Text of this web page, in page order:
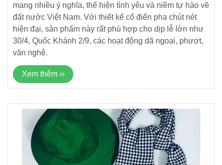
mang nhiều ý nghĩa, thể hiện tình yêu và niềm tự hào về
đất nước Việt Nam. Với thiết kế cổ điển pha chút nét
hiện đại, sản phẩm này rất phù hợp cho dịp lễ lớn như
30/4, Quốc Khánh 2/9, các hoạt động dã ngoại, phượt,
văn nghệ.
Xem thêm ››